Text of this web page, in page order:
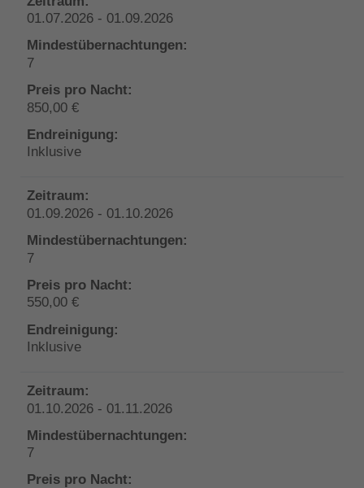
01.07.2026 - 01.09.2026
7
850,00 €
Inklusive
01.09.2026 - 01.10.2026
7
550,00 €
Inklusive
01.10.2026 - 01.11.2026
7